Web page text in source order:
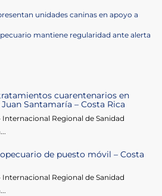
unidades caninas en apoyo a
mantiene regularidad ante alerta
cuarentenarios en
Santamaría – Costa Rica
Internacional Regional de Sanidad
de puesto móvil – Costa
Internacional Regional de Sanidad